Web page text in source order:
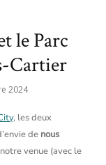
le Parc
Cartier
2024
, les deux
de nous
venue (avec le